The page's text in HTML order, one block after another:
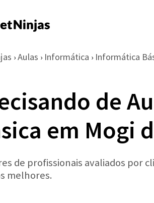
› Aulas › Informática › Informática
de
em Mogi
de profissionais avaliados por
melhores.